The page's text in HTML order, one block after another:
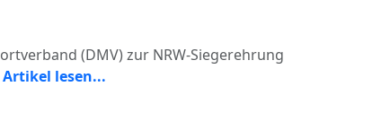
(DMV) zur NRW-Siegerehrung
Artikel lesen...